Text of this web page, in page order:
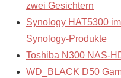
zwei Gesichtern
Synology HAT5300
Synology-Produkte
Toshiba N300 NAS-
WD_BLACK D50